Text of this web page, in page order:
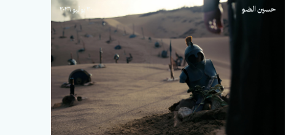
حسين الضو ٣٠ يوليو ٢٠٢٦